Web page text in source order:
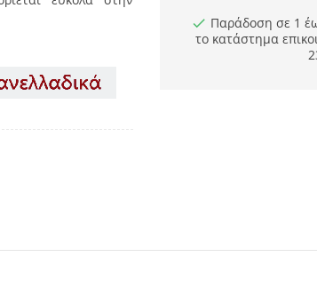
Παράδοση σε 1
το κατάστημα